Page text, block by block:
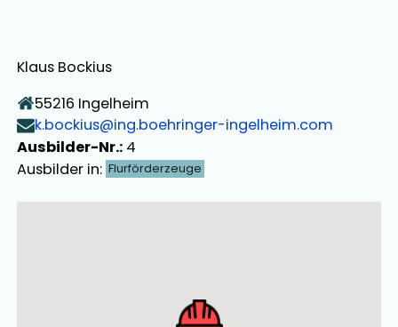
Klaus Bockius
55216 Ingelheim
k.bockius@ing.boehringer-ingelheim.com
Ausbilder-Nr.: 4
Ausbilder in: Flurförderzeuge